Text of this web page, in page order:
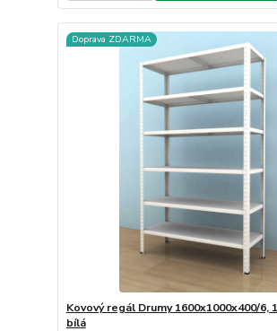
Doprava ZDARMA
Kovový regál Drumy 1600x1000x400/6,
bílá